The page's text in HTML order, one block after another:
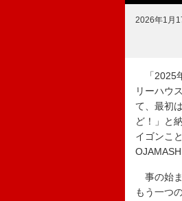
2026年1月
「2025
リーハウ
て、最初
ど！」と
イゴンこ
事の始
もう一つ